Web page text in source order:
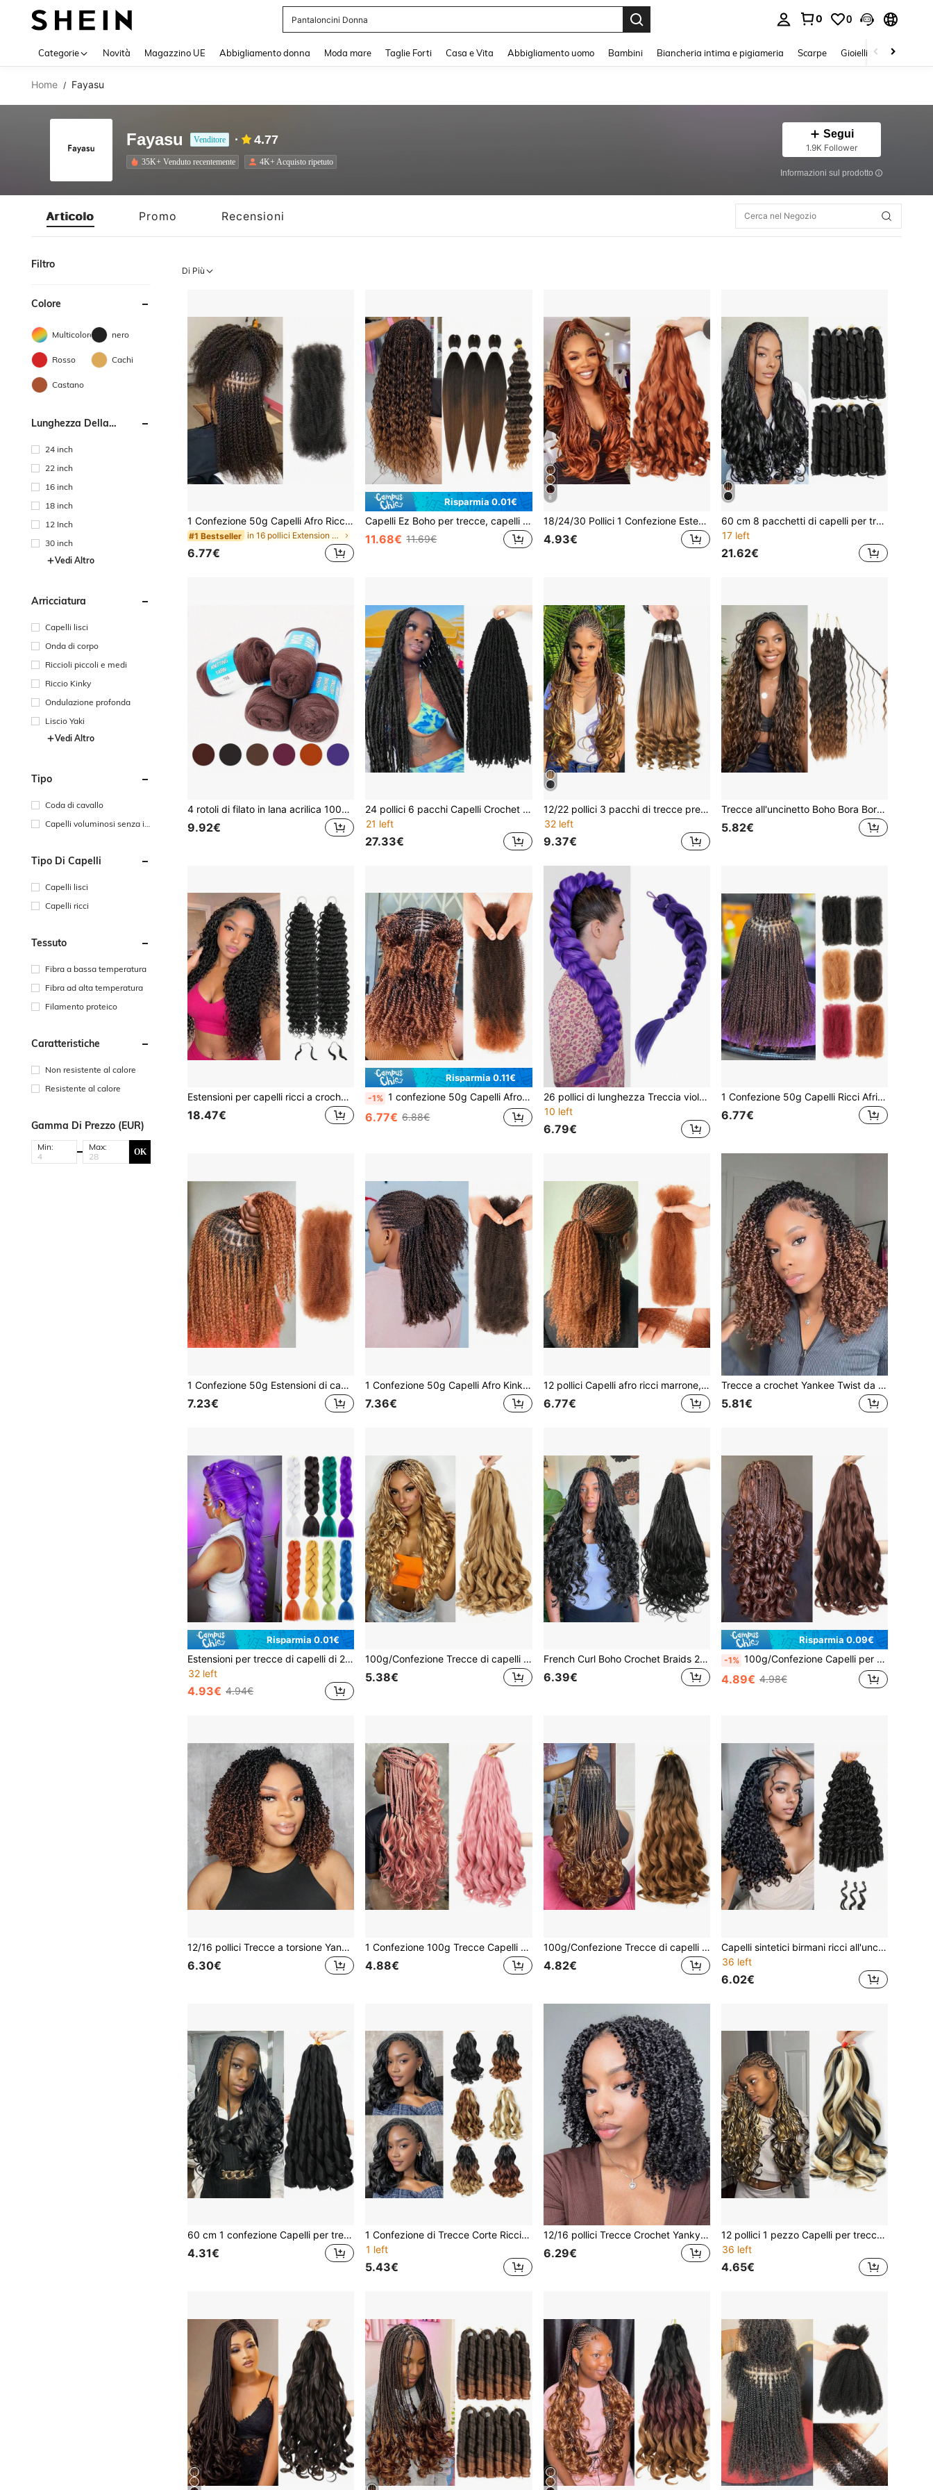
Squishy
0 0
Categorie Novità Magazzino UE Abbigliamento donna Moda mare Taglie Forti Casa e Vita Abbigliamento uomo Bambini Biancheria intima e pigiameria Scarpe Gioielli E Accessori
Home / Fayasu
Fayasu Venditore 4.77
35K+ Venduto recentemente 4K+ Acquisto ripetuto
Segui
1.9K Follower
Informazioni sul prodotto
Articolo Promo Recensioni
Filtro
Colore
Multicolore nero
Rosso Cachi
Castano
Lunghezza Della
24 inch
22 inch
16 inch
18 inch
12 Inch
30 inch
Vedi Altro
Arricciatura
Capelli lisci
Onda di corpo
Riccioli piccoli e medi
Riccio Kinky
Ondulazione profonda
Liscio Yaki
Vedi Altro
Tipo
Coda di cavallo
Capelli voluminosi senza in
Tipo Di Capelli
Capelli lisci
Capelli ricci
Tessuto
Fibra a bassa temperatura
Fibra ad alta temperatura
Filamento proteico
Caratteristiche
Non resistente al calore
Resistente al calore
Gamma Di Prezzo (EUR)
Min: Max: OK
Di Più
1 Confezione 50g Capelli Afro Ricci Marroni Lunghezza 12/16 Pollici Per Estensioni Di Dreadlocks, Trecce Morbide A Spirale, Adatti Per Riparare Locs, Micro Trecce/Trecce Marley, Capelli Sintetici Per Donne E Uomini
#1 Bestseller in 16 pollici Extension sintetiche
6.77€
Risparmia 0.01€
Capelli Ez Boho per trecce, capelli per trecce ombré marrone pre-stirati 26 pollici 3+1 confezioni, onde profonde riccioluti senza nodi, capelli sintetici ipoallergenici per trecce crochet, trecce twist bohémien, trecce a scatola, capelli goddess locs
11.68€ 11.69€
8
18/24/30 Pollici 1 Confezione Estensioni per Trecce Riccioli Francesi, Trecce Crochet Giallo Zenzero Soffici e Ondulate, Estensioni per Trecce Riccioli Yaki Pre-Tese, Adatte per Trecce (#350), Ognissanti
4.93€
60 cm 8 pacchetti di capelli per trecce ricci alla francese, nero naturale, yaki, ricci morbidi e ondulati, capelli sintetici pre-stirati per trecce alla dea
17 left
21.62€
4 rotoli di filato in lana acrilica 100% brasiliana, adatto per trecce africane/trecce senegalesi/parrucche/avvolgimenti, include un gancio da uncinetto (4 rotoli, marrone rossastro), Ognissanti
9.92€
24 pollici 6 pacchi Capelli Crochet Locs a farfalla pre-loopati, Locs finti Crochet Distressed per donne, Locs a farfalla super leggeri e morbidi, Extension per capelli naturali
21 left
27.33€
12/22 pollici 3 pacchi di trecce pre-stirate, capelli ricci alla francese per trecce a uncinetto, facili da intrecciare, capelli per trecce a uncinetto ombré biondi, adatti per l'acconciatura con acqua calda, capelli yaki lisci professionali morbidi per trecce per Ognissanti
32 left
9.37€
Trecce all'uncinetto Boho Bora Bora in fibra di proteine pure, 18 pollici, 1/3 pacchi, trecce a scatola della dea con estremità morbidamente arricciate, capelli all'uncinetto bohémien
5.82€
Estensioni per capelli ricci a crochet con piume, 18 pollici, 50 ciocche, Miracle Knots, nodi invisibili, pre-separate, onde profonde, per donne (1B, 18 pollici-50 radici)
18.47€
Risparmia 0.11€
-1% 1 confezione 50g Capelli Afro Kinky Marroni Sfusi per Dreadlocks Estensioni Riparazione Locs, 12/16 Pollici Capelli Afro Kinky per Intrecci Twist per Locs Capelli Sfusi per Intrecci Mini Twist Morbidi Twist Spring per Micro Twist/Marley Twist Capelli per Intrecci per Donne Capelli Sintetici
6.77€ 6.88€
26 pollici di lunghezza Treccia viola Coda di cavallo facile da applicare Estensioni per capelli coda di cavallo viola per Cosplay Ognissanti e costume di Natale
10 left
6.79€
1 Confezione 50g Capelli Ricci Africani Marroni 12/16 Pollici, Capelli per Trecce, Morbidi ed Elastici, Adatti per Trecce, Micro Trecce, Trecce Marley, per Donne e Uomini, Capelli Sintetici
6.77€
1 Confezione 50g Estensioni di capelli sintetici ricci afro-americani, lunghezza 12/16 pollici, adatti per dreadlock, trecce a spirale morbide, ideali per riparazioni di dreadlock, trecce a micro o marley, unisex
7.23€
1 Confezione 50g Capelli Afro Kinkys Marrone Caffè Bulk 12 Pollici Capelli Kinky Twist per Estensioni Dreadlocks Morbidi Twist a Molla per Riparazione Locs, Micro Twists/Marley Twist Capelli Sintetici per Trecce per Donne e Uomini per Ognissanti
7.36€
12 pollici Capelli afro ricci marrone, 1 confezione da 50g, capelli per trecce kinky per estensioni di dreadlocks, morbidi per riparare locs, micro trecce/trecce Marley, capelli sintetici per donne e uomini
6.77€
Trecce a crochet Yankee Twist da 12/16 pollici, 30 ciocche per confezione, trecce Yankee Twist a spirale marrone con estremità ricciolute, capelli sintetici per trecce a crochet
5.81€
Risparmia 0.01€
Estensioni per trecce di capelli di 24" in colore sfumato viola per donne, trecce jumbo in fibra sintetica resistente al calore, versatili per tutti i toni di pelle, adatte per uso quotidiano
32 left
4.93€ 4.94€
100g/Confezione Trecce di capelli ricci alla francese da 24 pollici, capelli per trecce ad onda morbida e rimbalzante, capelli ricci yaki pre-stirati biondi (#27) per extension, adatti per Ognissanti
5.38€
French Curl Boho Crochet Braids 24 pollici, capelli per trecce pre-annodati morbidi con ricci French Curl, radice 40 mm e punte ricciute 25 mm, extension per Goddess Box Braids
6.39€
Risparmia 0.09€
-1% 100g/Confezione Capelli per Treccine Ricci Francesi Marroni 24 Pollici Capelli per Treccine Morbidi Pre-Stirati Onde Sciolte Capelli Yaki Rimbalzanti per Extension per Treccine (#33)
4.89€ 4.98€
12/16 pollici Trecce a torsione Yankee, 1 confezione da 30 ciocche/confezione, Trecce a torsione Yankee pre-looped, Trecce sintetiche a molla mini passion twist, estremità ricciolute, trecce all'uncinetto (1B/4/30)
6.30€
1 Confezione 100g Trecce Capelli Rosa Ricci Alla Francese, 1 Confezione 12/24 Pollici Trecce Sintetiche Ricci Spagnoli Morbidi Crochet Ricci Ondulati
4.88€
100g/Confezione Trecce di capelli ricci alla francese da 24 pollici, onde morbide e rimbalzanti, 1 confezione di trecce di capelli ricci Yaki pre-stirati color ombré marrone per estensioni colorate dei capelli
4.82€
Capelli sintetici birmani ricci all'uncinetto da 14 pollici senza nodi con punte a spirale, capelli sintetici per donne, trecce bohémien pre-asolate all'uncinetto, estensioni per trecce all'uncinetto
36 left
6.02€
60 cm 1 confezione Capelli per trecce ricci alla francese, nero naturale, yaki, ricci morbidi e ondulati, capelli sintetici pre-stirati per trecce alla dea, adatti per Ognissanti
4.31€
1 Confezione di Trecce Corte Ricci Francesi da 12/18/24 Pollici, 50g/Confezione, Capelli per Trecce Sintetici Ondulati Allungati per Donne di Colore, Adatti per Ognissanti
1 left
5.43€
12/16 pollici Trecce Crochet Yanky Twist, 1 confezione da 30 ciocche, Trecce Yankee Twist pre-looppate, colore marrone, mini trecce a spirale con estremità arricciate, trecce sintetiche
6.29€
12 pollici 1 pezzo Capelli per trecce francesi ricci per trecce a scatola da dea con punte ricce ondulate sciolte, mix nero e biondo, capelli sintetici pre-tesi con ricci francesi per estensioni per Ognissanti P1B/27/613#
36 left
4.65€